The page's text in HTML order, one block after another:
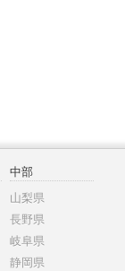
中部
山梨県
長野県
岐阜県
静岡県